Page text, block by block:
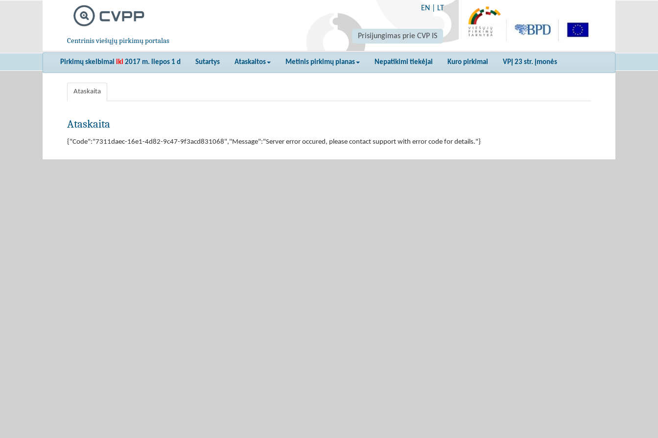
Centrinis viešųjų pirkimų portalas
EN LT
Prisijungimas prie CVP IS
Pirkimų skelbimai iki 2017 m. liepos 1 d Sutartys Ataskaitos Metinis pirkimų planas Nepatikimi tiekėjai Kuro pirkimai VPĮ 23 str. įmonės
Ataskaita
Ataskaita
{"Code":"7311daec-16e1-4d82-9c47-9f3acd831068","Message":"Server error occured, please contact support with error code for details."}